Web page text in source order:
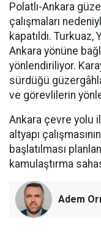
Polatlı-Ankara
çalışmaları
kapatıldı.
Ankara yönüne
yönlendiriliyor.
sürdüğü
ve görevlilerin
Ankara çevre yolu
altyapı
başlatılması
kamulaştırma
Adem